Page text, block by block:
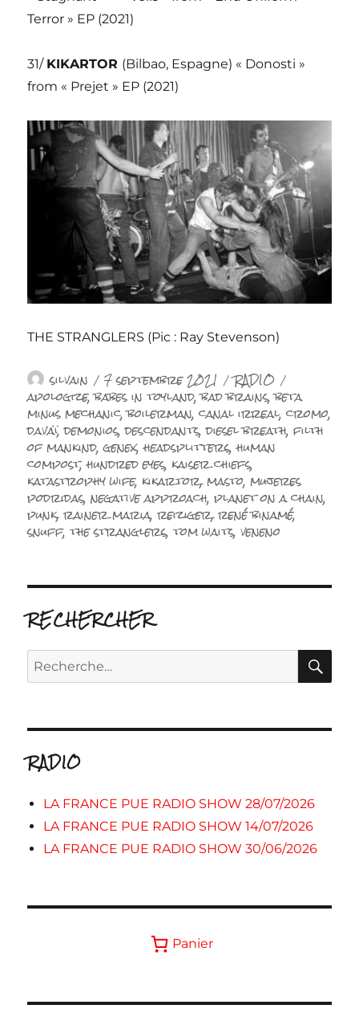
Terror » EP (2021)
31/ KIKARTOR (Bilbao, Espagne) « Donosti »
from « Prejet » EP (2021)
THE STRANGLERS (Pic : Ray Stevenson)
Auteur
silvain Publié
le
7 septembre 2021 Catégories
RADIO
apologize,babes in toyland,bad brains,beta
minus mechanic,boilerman,canal irreal,cromo,
davaï,demonios,descendants,diesel breath,filth
of mankind,genex,headsplitters,human
compost,hundred eyes, kaiser chiefs,
katastrophy wife, kikartor,masto,mujeres
podridas,negative approach,planet on a chain,
punk,rainer maria,reiziger,rené binamé,
snuff,the stranglers,tom waits,veneno
RECHERCHER
Recherche
pour :
RADIO
LA FRANCE PUE RADIO SHOW 28/07/2026
LA FRANCE PUE RADIO SHOW 14/07/2026
LA FRANCE PUE RADIO SHOW 30/06/2026
Panier